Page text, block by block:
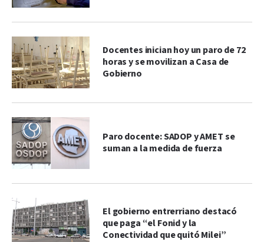
Docentes inician hoy un paro de 72
horas y se movilizan a Casa de
Gobierno
Paro docente: SADOP y AMET se
suman a la medida de fuerza
El gobierno entrerriano destacó
que paga “el Fonid y la
Conectividad que quitó Milei”